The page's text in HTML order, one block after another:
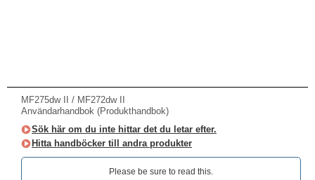
MF275dw II / MF272dw II
Användarhandbok (Produkthandbok)
Sök här om du inte hittar det du letar efter.
Hitta handböcker till andra produkter
Please be sure to read this.‎